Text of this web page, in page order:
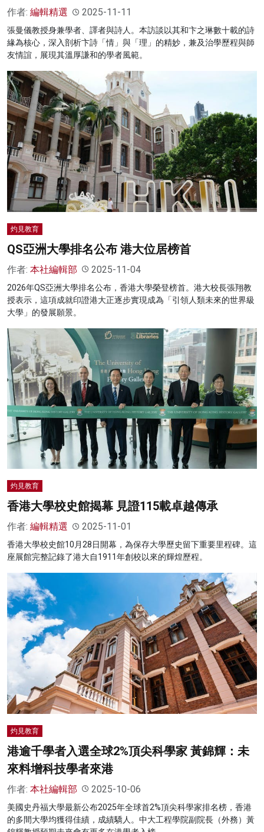
作者: 編輯精選 2025-11-11
張曼儀教授身兼學者、譯者與詩人。本訪談以其和卞之琳數十載的詩
緣為核心，深入剖析卞詩「情」與「理」的精妙，兼及治學歷程與師
友情誼，展現其溫厚謙和的學者風範。
灼見教育
QS亞洲大學排名公布 港大位居榜首
作者: 本社編輯部 2025-11-04
2026年QS亞洲大學排名公布，香港大學榮登榜首。港大校長張翔教
授表示，這項成就印證港大正逐步實現成為「引領人類未來的世界級
大學」的發展願景。
灼見教育
香港大學校史館揭幕 見證115載卓越傳承
作者: 編輯精選 2025-11-01
香港大學校史館10月28日開幕，為保存大學歷史留下重要里程碑。這
座展館完整記錄了港大自1911年創校以來的輝煌歷程。
灼見教育
港逾千學者入選全球2%頂尖科學家 黃錦輝：未
來料增科技學者來港
作者: 本社編輯部 2025-10-06
美國史丹福大學最新公布2025年全球首2%頂尖科學家排名榜，香港
的多間大學均獲得佳績，成績驕人。中大工程學院副院長（外務）黃